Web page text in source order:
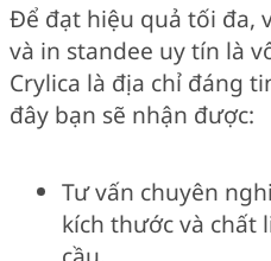
Để đạt hiệu quả tối đa,
và in standee uy tín là
Crylica là địa chỉ đáng
đây bạn sẽ nhận được:
Tư vấn chuyên
kích thước và chất